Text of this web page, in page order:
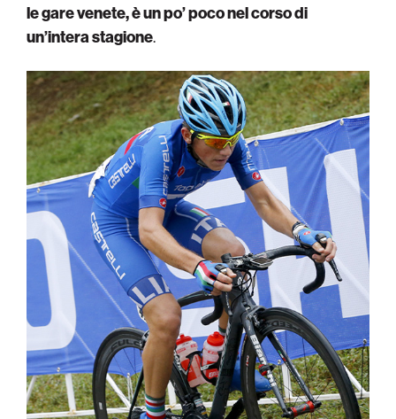
le gare venete, è un po’ poco nel corso di
un’intera stagione.